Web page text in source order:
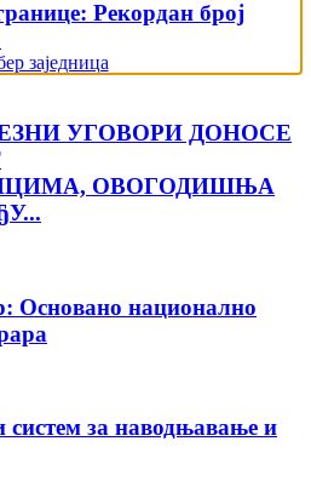
Рекордан број
УГОВОРИ ДОНОСЕ
ОВОГОДИШЊА
Основано национално
за наводњавање и
заједница